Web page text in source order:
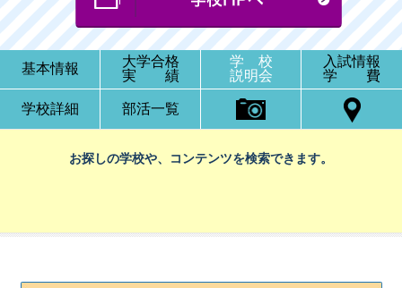
基本情報
大学合格
実 績
学 校
説明会
入試情報
学 費
学校詳細 部活一覧
お探しの学校や、コンテンツを検索できます。